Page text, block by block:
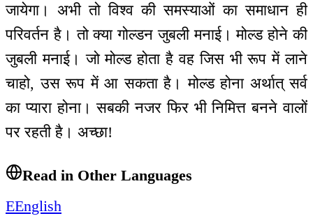
जायेगा। अभी तो विश्व की समस्याओं का समाधान ही
परिवर्तन है। तो क्या गोल्डन जुबली मनाई। मोल्ड होने की
जुबली मनाई। जो मोल्ड होता है वह जिस भी रूप में लाने
चाहो, उस रूप में आ सकता है। मोल्ड होना अर्थात् सर्व
का प्यारा होना। सबकी नजर फिर भी निमित्त बनने वालों
पर रहती है। अच्छा!
Read in Other Languages
EEnglish